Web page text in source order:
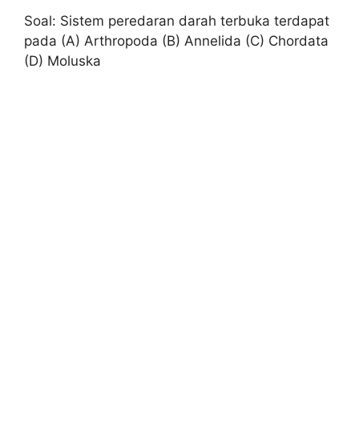
Soal: Sistem peredaran darah terbuka terdapat
pada (A) Arthropoda (B) Annelida (C) Chordata
(D) Moluska